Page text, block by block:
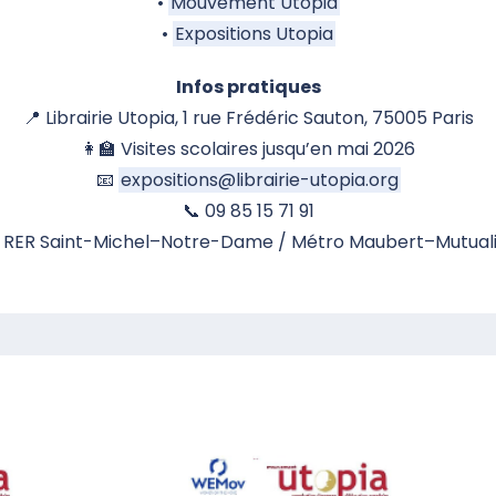
• Expositions Utopia
Infos pratiques
📍 Librairie Utopia, 1 rue Frédéric Sauton, 75005 Paris
👩‍🏫 Visites scolaires jusqu’en mai 2026
📧 expositions@librairie-utopia.org
📞 09 85 15 71 91
RER Saint-Michel–Notre-Dame / Métro